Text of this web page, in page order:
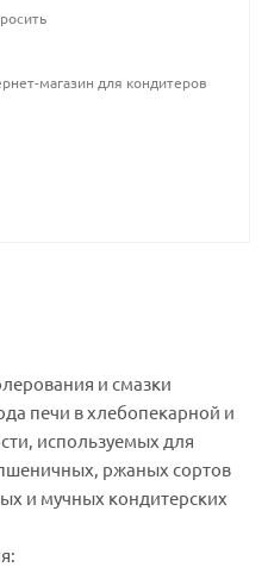
магазин для кондитеров
и смазки
печи в хлебопекарной и
используемых для
ржаных сортов
и мучных кондитерских